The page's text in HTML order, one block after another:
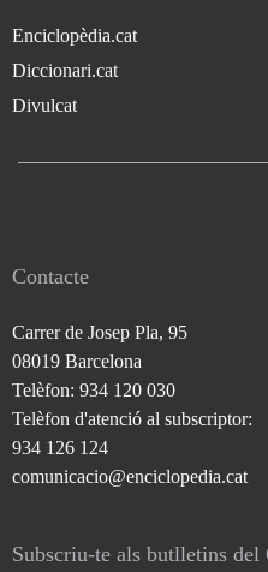
Enciclopèdia.cat
Diccionari.cat
Divulcat
Contacte
Carrer de Josep Pla, 95
08019 Barcelona
Telèfon: 934 120 030
Telèfon d'atenció al subscriptor:
934 126 124
comunicacio@enciclopedia.cat
Subscriu-te als butlletins